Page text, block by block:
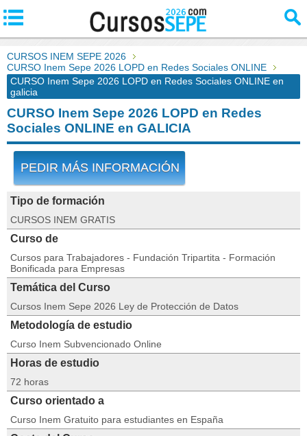
CURSOS INEM SEPE 2026
CURSO Inem Sepe 2026 LOPD en Redes Sociales ONLINE
CURSO Inem Sepe 2026 LOPD en Redes Sociales ONLINE en
galicia
CURSO Inem Sepe 2026 LOPD en Redes
Sociales ONLINE en GALICIA
PEDIR MÁS INFORMACIÓN
Tipo de formación
CURSOS INEM GRATIS
Curso de
Cursos para Trabajadores - Fundación Tripartita - Formación
Bonificada para Empresas
Temática del Curso
Cursos Inem Sepe 2026 Ley de Protección de Datos
Metodología de estudio
Curso Inem Subvencionado Online
Horas de estudio
72 horas
Curso orientado a
Curso Inem Gratuito para estudiantes en España